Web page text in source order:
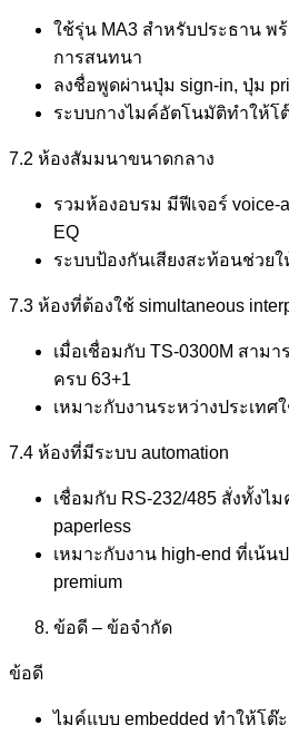
ใช้รุ่น MA3 สำหรับประธาน พ
การสนทนา
ลงชื่อพูดผ่านปุ่ม sign-in, ปุ่ม
ระบบกางไมค์อัตโนมัติทำให้โ
7.2 ห้องสัมมนาขนาดกลาง
รวมห้องอบรม มีฟีเจอร์
EQ
ระบบป้องกันเสียงสะท้อนช่วย
7.3 ห้องที่ต้องใช้ simultaneous
เมื่อเชื่อมกับ TS‑0300M สาม
ครบ 63+1
เหมาะกับงานระหว่างประเทศ
7.4 ห้องที่มีระบบ automation
เชื่อมกับ RS‑232/485 สั่งทั้งไ
paperless
เหมาะกับงาน high-end ที่เน้
premium
ข้อดี – ข้อจำกัด
ข้อดี
ไมค์แบบ embedded ทำให้โต๊